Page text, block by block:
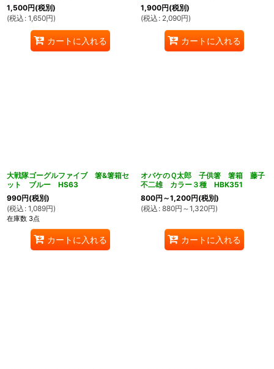
1,500円(税別)
(税込 : 1,650円)
カートに入れる
1,900円(税別)
(税込 : 2,090円)
カートに入れる
大戦隊ゴーグルファイブ 箸&箸箱セ
ット ブルー HS63
990円(税別)
(税込 : 1,089円)
在庫数 3点
カートに入れる
オバケのＱ太郎 子供箸 箸箱 藤子
不二雄 カラー３種 HBK351
800円 ～1,200円(税別)
(税込 : 880円 ～1,320円)
カートに入れる